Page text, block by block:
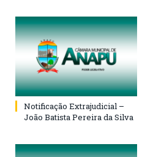
Notificação Extrajudicial –
João Batista Pereira da Silva